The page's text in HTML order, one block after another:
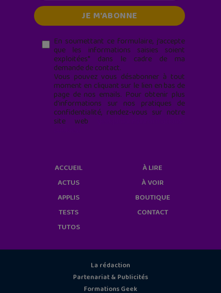
En soumettant ce formulaire, j’accepte
que les informations saisies soient
exploitées* dans le cadre de ma
demande de contact.
Vous pouvez vous désabonner à tout
moment en cliquant sur le lien en bas de
page de nos emails. Pour obtenir plus
d'informations sur nos pratiques de
confidentialité, rendez-vous sur notre
site web
ACCUEIL
ACTUS
APPLIS
TESTS
TUTOS
À LIRE
À VOIR
BOUTIQUE
CONTACT
La rédaction
Partenariat & Publicités
Formations Geek